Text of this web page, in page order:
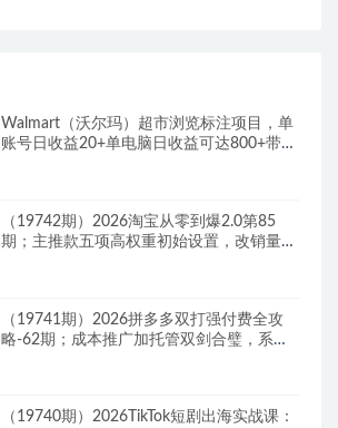
Walmart（沃尔玛）超市浏览标注项目，单
账号日收益20+单电脑日收益可达800+带分
（19742期）2026淘宝从零到爆2.0第85
期；主推款五项高权重初始设置，改销量评
（19741期）2026拼多多双打强付费全攻
略-62期；成本推广加托管双剑合璧，系统
（19740期）2026TikTok短剧出海实战课：